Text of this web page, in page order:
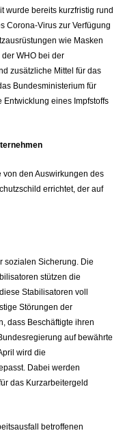
wurde bereits kurzfristig rund
Corona-Virus zur Verfügung
wie Masken
WHO bei der
zusätzliche Mittel für das
Bundesministerium für
Entwicklung eines Impfstoffs
von den Auswirkungen des
errichtet, der auf
sozialen Sicherung. Die
stützen die
Stabilisatoren voll
Störungen der
dass Beschäftigte ihren
auf bewährte
wird die
Dabei werden
das Kurzarbeitergeld
betroffenen